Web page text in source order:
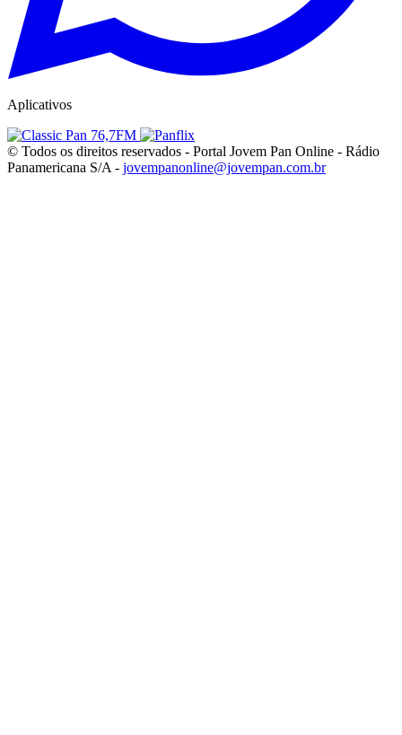
Aplicativos
© Todos os direitos reservados - Portal Jovem Pan Online - Rádio
Panamericana S/A - jovempanonline@jovempan.com.br